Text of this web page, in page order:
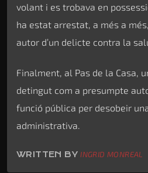
volant i es trobava en
ha estat arrestat, a més a
autor d’un delicte contra la
Finalment, al Pas de la Casa,
detingut com a presumpte
funció pública per desobeir
administrativa.
WRITTEN BYINGRID MONREAL